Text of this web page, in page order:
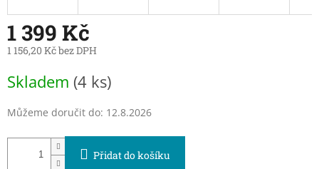
1 399 Kč
1 156,20 Kč bez DPH
cena:
Skladem (4 ks)
Můžeme doručit do: 12.8.2026
Přidat do košíku